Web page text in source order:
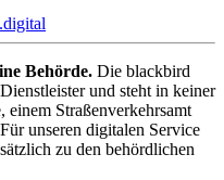
Behörde. Die blackbird
und steht in keiner
einem Straßenverkehrsamt
unseren digitalen Service
zu den behördlichen